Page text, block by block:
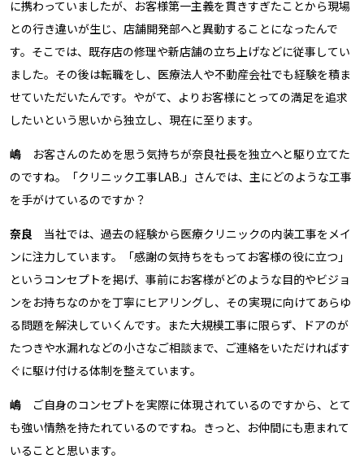
に携わっていましたが、お客様第一主義を貫きすぎたことから現場
との行き違いが生じ、店舗開発部へと異動することになったんで
す。そこでは、既存店の修理や新店舗の立ち上げなどに従事してい
ました。その後は転職をし、医療法人や不動産会社でも経験を積ま
せていただいたんです。やがて、よりお客様にとっての満足を追求
したいという思いから独立し、現在に至ります。
嶋 お客さんのためを思う気持ちが奈良社長を独立へと駆り立てた
のですね。「クリニック工事LAB.」さんでは、主にどのような工事
を手がけているのですか？
奈良 当社では、過去の経験から医療クリニックの内装工事をメイ
ンに注力しています。「感謝の気持ちをもってお客様の役に立つ」
というコンセプトを掲げ、事前にお客様がどのような目的やビジョ
ンをお持ちなのかを丁寧にヒアリングし、その実現に向けてあらゆ
る問題を解決していくんです。また大規模工事に限らず、ドアのが
たつきや水漏れなどの小さなご相談まで、ご連絡をいただければす
ぐに駆け付ける体制を整えています。
嶋 ご自身のコンセプトを実際に体現されているのですから、とて
も強い情熱を持たれているのですね。きっと、お仲間にも恵まれて
いることと思います。